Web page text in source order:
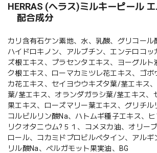
HERRAS (ヘラス)ミルキーピール
配合成分
カリ含有石ケン素地、水、乳酸、グリコール
ハイドロキノン、アルブチン、エンテロコッ
ズ根エキス、プラセンタエキス、ヨーグルト
ク根エキス、ローマカミツレ花エキス、ゴボ
カ花エキス、セイヨウウキズタ葉/茎エキス
葉/茎エキス、オランダガラシ葉/茎エキス、
果エキス、ローズマリー葉エキス、グリチル
コルビルリン酸Na、ハトムギ種子エキス、
リクオタニウム?５１、コメヌカ油、オリー
ロール、コカミドプロビルベタイン、アルギ
リル酸Na、ベルガモット果実油、BG